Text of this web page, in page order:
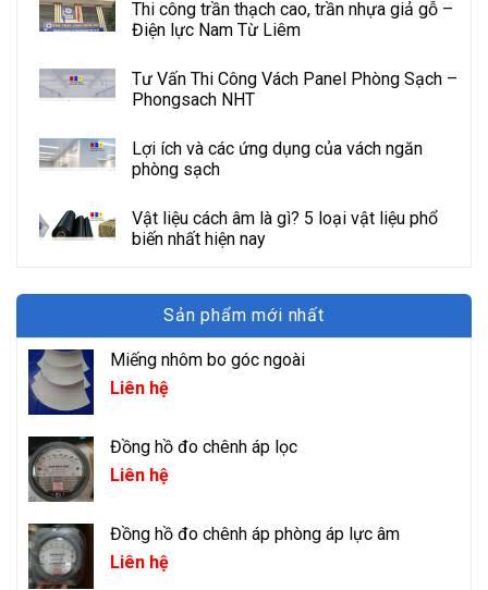
Thi công trần thạch cao, trần nhựa giả gỗ –
Điện lực Nam Từ Liêm
Tư Vấn Thi Công Vách Panel Phòng Sạch –
Phongsach NHT
Lợi ích và các ứng dụng của vách ngăn
phòng sạch
Vật liệu cách âm là gì? 5 loại vật liệu phổ
biến nhất hiện nay
Sản phẩm mới nhất
Miếng nhôm bo góc ngoài
Liên hệ
Đồng hồ đo chênh áp lọc
Liên hệ
Đồng hồ đo chênh áp phòng áp lực âm
Liên hệ